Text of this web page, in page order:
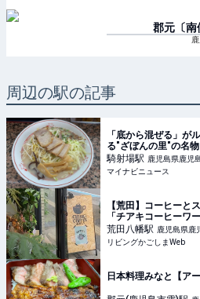
郡元〔南
周辺の駅の記事
「底から混ぜる」が
る"ざぼんの里"の名
自の文化が面白い
騎射場駅 鹿児島県鹿児
マイナビニュース
【荒田】コーヒーと
「チアキコーヒーワ
荒田八幡駅 鹿児島県鹿
リビングかごしまWeb
日本料理みなと【ア